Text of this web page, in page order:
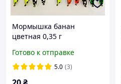
Мормышка банан
цветная 0,35 г
Готово к отправке
5.0 (3)